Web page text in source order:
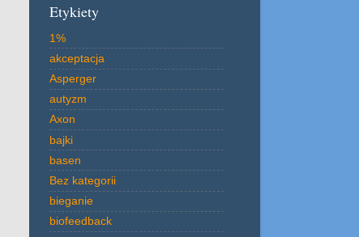
Etykiety
1%
akceptacja
Asperger
autyzm
Axon
bajki
basen
Bez kategorii
bieganie
biofeedback